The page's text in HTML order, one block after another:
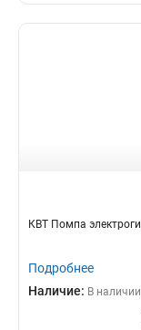
КВТ Помпа
Подробнее
Наличие: В наличии